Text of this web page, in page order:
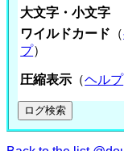
大文字・小文字
ワイルドカード （
プ）
圧縮表示 （ヘルプ